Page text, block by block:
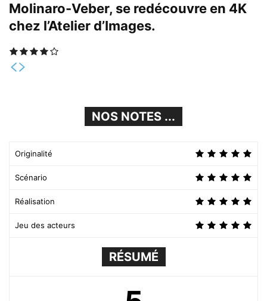
Molinaro-Veber, se redécouvre en 4K
chez l’Atelier d’Images.
NOS NOTES ...
Originalité
Scénario
Réalisation
Jeu des acteurs
RÉSUMÉ